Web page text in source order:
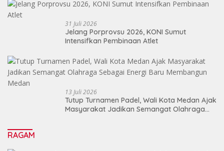
31 Juli 2026
Jelang Porprovsu 2026, KONI Sumut
Intensifkan Pembinaan Atlet
13 Juli 2026
Tutup Turnamen Padel, Wali Kota Medan Ajak
Masyarakat Jadikan Semangat Olahraga
RAGAM